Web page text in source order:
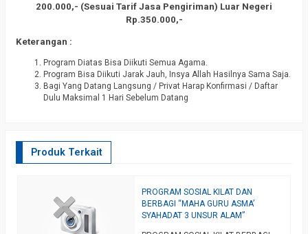
200.000,- (Sesuai Tarif Jasa Pengiriman) Luar Negeri
Rp.350.000,-
Keterangan :
Program Diatas Bisa Diikuti Semua Agama.
Program Bisa Diikuti Jarak Jauh, Insya Allah Hasilnya Sama Saja.
Bagi Yang Datang Langsung / Privat Harap Konfirmasi / Daftar
Dulu Maksimal 1 Hari Sebelum Datang
Produk Terkait
PROGRAM SOSIAL KILAT DAN
BERBAGI “MAHA GURU ASMA’
SYAHADAT 3 UNSUR ALAM”